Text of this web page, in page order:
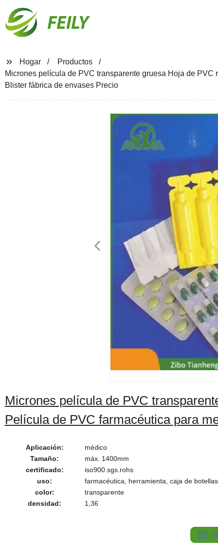
FEILY
Hogar
Productos
Micrones película de PVC transparente gruesa Hoja de
Blister fábrica de envases Precio
Micrones película de PVC
Película de PVC farmacéutica para
Aplicación:
médico
Tamaño:
máx. 1400mm
certificado:
iso900.sgs.rohs
uso:
farmacéutica, herramienta, caja de botellas
color:
transparente
densidad:
1,36